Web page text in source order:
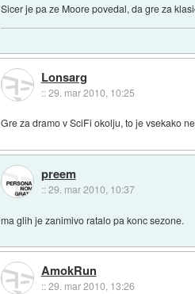
Sicer je pa ze Moore povedal, da gre za
Lonsarg
::29. mar 2010, 10:25
Gre za dramo v SciFi okolju, to je vsekako
preem
::29. mar 2010, 10:37
ma glih je zanimivo ratalo pa konc sezone.
AmokRun
::29. mar 2010, 13:26